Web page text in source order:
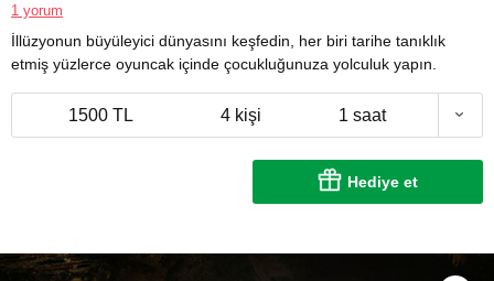
1 yorum
İllüzyonun büyüleyici dünyasını keşfedin, her biri tarihe tanıklık
etmiş yüzlerce oyuncak içinde çocukluğunuza yolculuk yapın.
1500 TL 4 kişi 1 saat
Hediye et